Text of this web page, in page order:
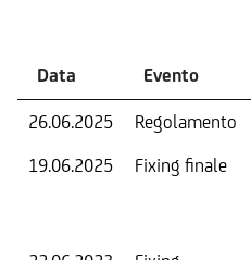
Data Evento
26.06.2025 Regolamento
19.06.2025
Fixing finale